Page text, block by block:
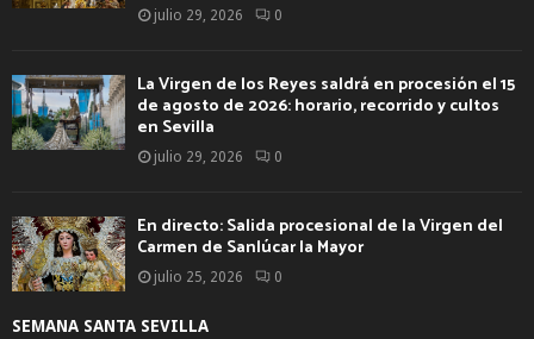
julio 29, 2026 0
La Virgen de los Reyes saldrá en procesión el 15
de agosto de 2026: horario, recorrido y cultos
en Sevilla
julio 29, 2026 0
En directo: Salida procesional de la Virgen del
Carmen de Sanlúcar la Mayor
julio 25, 2026 0
SEMANA SANTA SEVILLA